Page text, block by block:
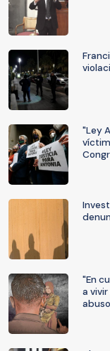
"Ley
"En
a
abuso